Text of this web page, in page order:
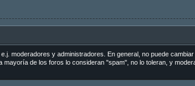
moderadores y administradores. En general, no puede cambiar
de los foros lo consideran "spam", no lo toleran, y